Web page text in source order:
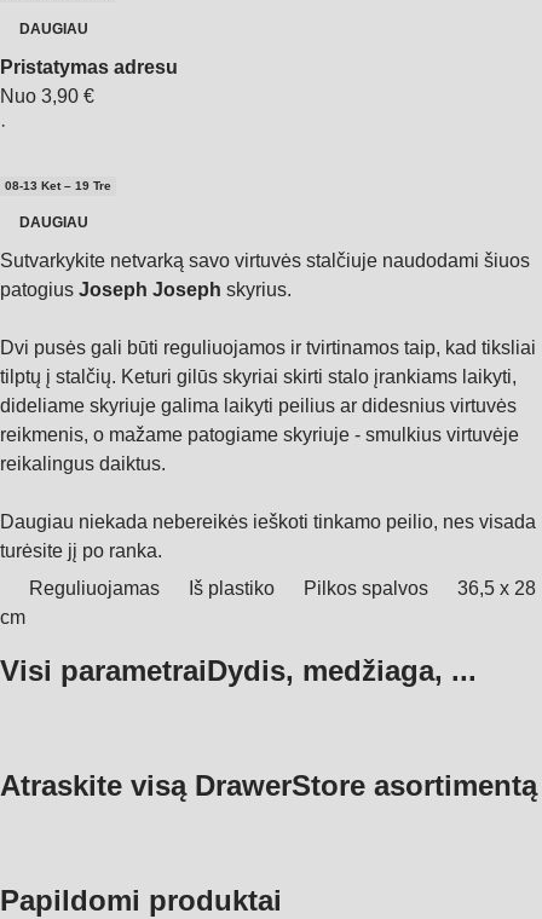
DAUGIAU
Pristatymas adresu
Nuo 3,90 €
·
08‑13 Ket – 19 Tre
DAUGIAU
Sutvarkykite netvarką savo virtuvės stalčiuje naudodami šiuos
patogius Joseph Joseph skyrius.
Dvi pusės gali būti reguliuojamos ir tvirtinamos taip, kad tiksliai
tilptų į stalčių. Keturi gilūs skyriai skirti stalo įrankiams laikyti,
dideliame skyriuje galima laikyti peilius ar didesnius virtuvės
reikmenis, o mažame patogiame skyriuje - smulkius virtuvėje
reikalingus daiktus.
Daugiau niekada nebereikės ieškoti tinkamo peilio, nes visada
turėsite jį po ranka.
Reguliuojamas
Iš plastiko Pilkos spalvos
36,5 x 28
cm
Visi parametraiDydis, medžiaga, ...
Atraskite visą DrawerStore asortimentą
Papildomi produktai